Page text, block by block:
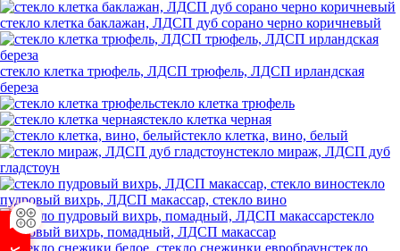
стекло клетка баклажан, ЛДСП дуб сорано черно коричневый
стекло клетка трюфель, ЛДСП трюфель, ЛДСП ирландская
береза
стекло клетка трюфель
стекло клетка черная
стекло клетка, вино, белый
стекло мираж, ЛДСП дуб
гладстоун
стекло
пудровый вихрь, ЛДСП макассар, стекло вино
стекло
пудровый вихрь, помадный, ЛДСП макассар
стекло